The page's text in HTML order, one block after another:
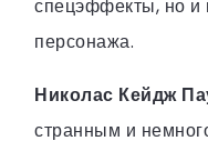
спецэффекты, но и
персонажа.
Николас Кейдж
странным и